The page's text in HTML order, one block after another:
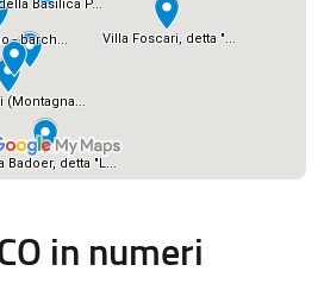
in numeri